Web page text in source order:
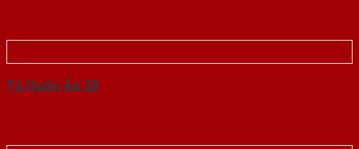
Tủ Quần Áo 28